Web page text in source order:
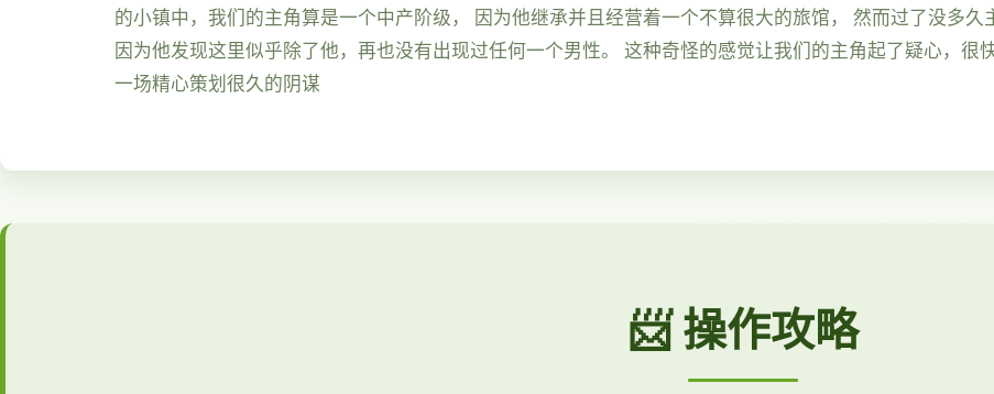
的小镇中，我们的主角算是一个中产阶级， 因为他继承并且经营着一个不算很大的旅馆， 然而过了没多久
因为他发现这里似乎除了他，再也没有出现过任何一个男性。 这种奇怪的感觉让我们的主角起了疑心，很
一场精心策划很久的阴谋
📨 操作攻略